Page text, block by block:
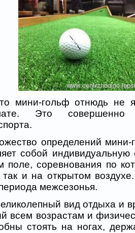
мини-гольф отнюдь не
Это
определений мини-
собой
соревнования по
и на открытом
межсезонья.
вид отдыха и
всем возрастам и
стоять на ногах,